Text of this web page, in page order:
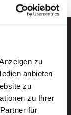
zu
anbieten
zu
zu Ihrer
für
AWO